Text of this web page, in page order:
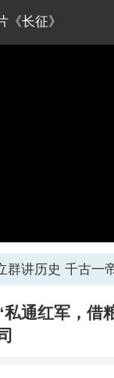
《长征》
群讲历史 千古一
通红军，借